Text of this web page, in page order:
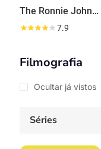
The Ronnie Johns Half Hour
7.9
Filmografia
Ocultar já vistos
Séries